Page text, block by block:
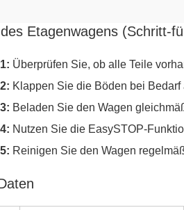
Etagenwagens (Schritt-
Überprüfen Sie, ob alle Teile
Klappen Sie die Böden bei Bedarf
Beladen Sie den Wagen
Nutzen Sie die EasySTOP-
Reinigen Sie den Wagen